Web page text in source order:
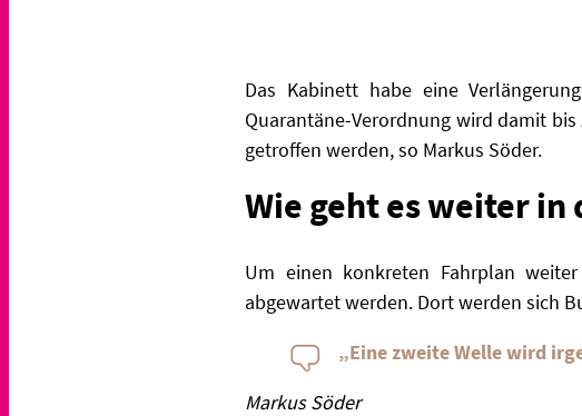
Das Kabinett habe eine
Quarantäne-Verordnung wird damit
getroffen werden, so Markus Söder.
Wie geht es weiter in
Um einen konkreten Fahrplan
abgewartet werden. Dort werden sich
„Eine zweite Welle wird
Markus Söder